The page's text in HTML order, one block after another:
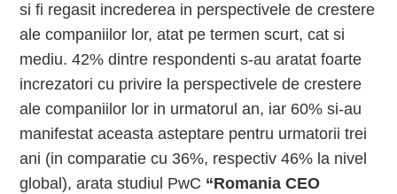
si fi regasit increderea in perspectivele de crestere
ale companiilor lor, atat pe termen scurt, cat si
mediu. 42% dintre respondenti s-au aratat foarte
increzatori cu privire la perspectivele de crestere
ale companiilor lor in urmatorul an, iar 60% si-au
manifestat aceasta asteptare pentru urmatorii trei
ani (in comparatie cu 36%, respectiv 46% la nivel
global), arata studiul PwC “Romania CEO